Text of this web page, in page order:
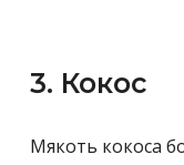
3. Кокос
Мякоть кокоса